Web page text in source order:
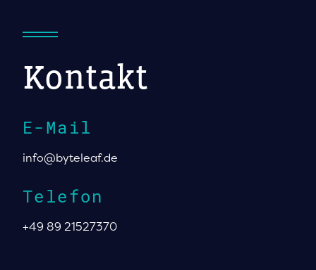
Kontakt
E-Mail
info@byteleaf.de
Telefon
+49 89 21527370